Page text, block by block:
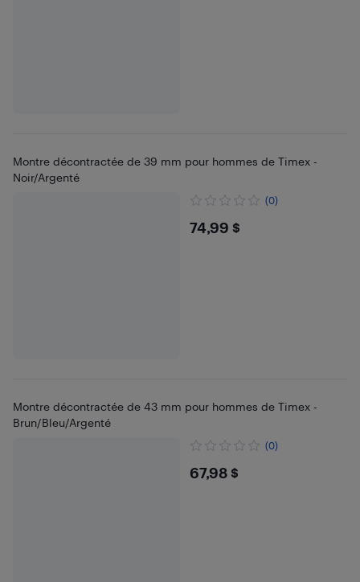
Montre décontractée de 39 mm pour hommes de Timex -
Noir/Argenté
(0)
$74.99
74,99 $
Montre décontractée de 43 mm pour hommes de Timex -
Brun/Bleu/Argenté
(0)
$67.98
67,98 $